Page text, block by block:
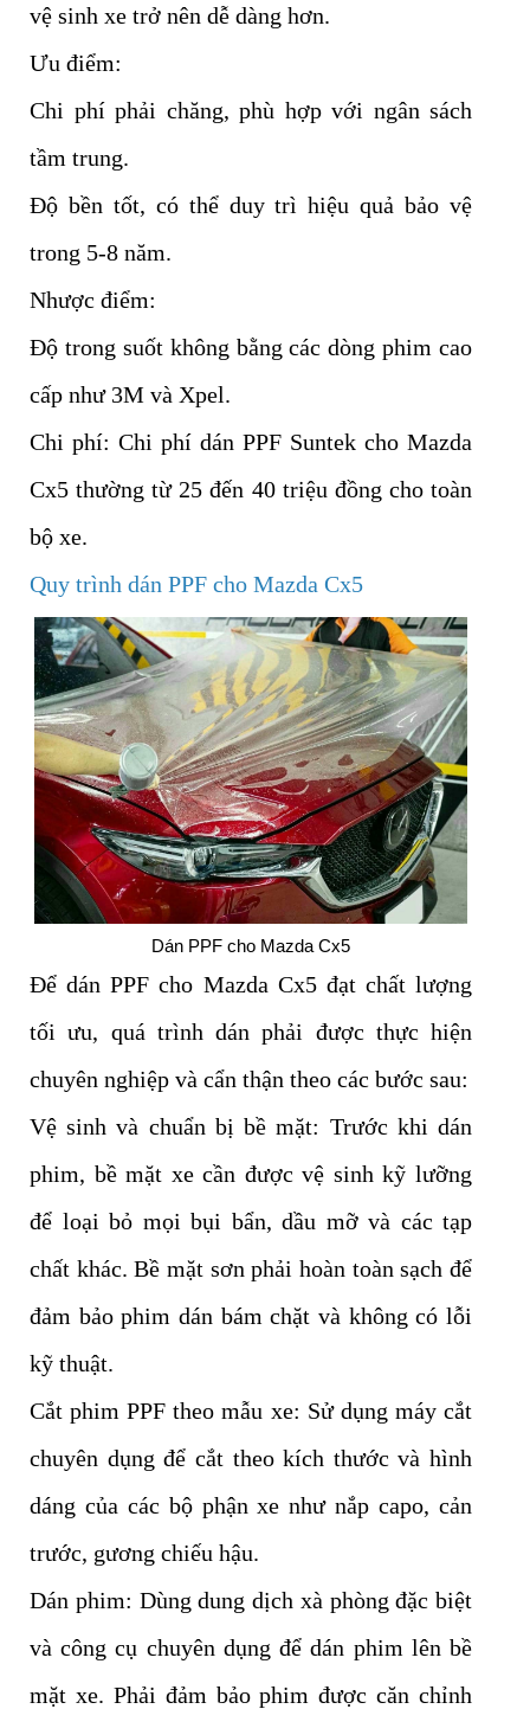
vệ sinh xe trở nên dễ dàng hơn.
Ưu điểm:
Chi phí phải chăng, phù hợp với ngân sách
tầm trung.
Độ bền tốt, có thể duy trì hiệu quả bảo vệ
trong 5-8 năm.
Nhược điểm:
Độ trong suốt không bằng các dòng phim cao
cấp như 3M và Xpel.
Chi phí: Chi phí dán PPF Suntek cho Mazda
Cx5 thường từ 25 đến 40 triệu đồng cho toàn
bộ xe.
Quy trình dán PPF cho Mazda Cx5
Dán PPF cho Mazda Cx5
Để dán PPF cho Mazda Cx5 đạt chất lượng
tối ưu, quá trình dán phải được thực hiện
chuyên nghiệp và cẩn thận theo các bước sau:
Vệ sinh và chuẩn bị bề mặt: Trước khi dán
phim, bề mặt xe cần được vệ sinh kỹ lưỡng
để loại bỏ mọi bụi bẩn, dầu mỡ và các tạp
chất khác. Bề mặt sơn phải hoàn toàn sạch để
đảm bảo phim dán bám chặt và không có lỗi
kỹ thuật.
Cắt phim PPF theo mẫu xe: Sử dụng máy cắt
chuyên dụng để cắt theo kích thước và hình
dáng của các bộ phận xe như nắp capo, cản
trước, gương chiếu hậu.
Dán phim: Dùng dung dịch xà phòng đặc biệt
và công cụ chuyên dụng để dán phim lên bề
mặt xe. Phải đảm bảo phim được căn chỉnh